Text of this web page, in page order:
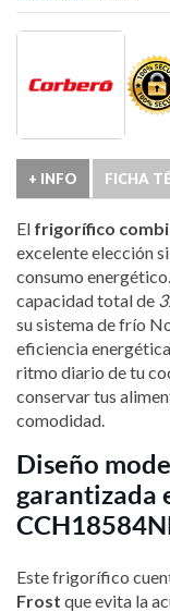
+ INFO FICHA
El frigorífico combi
excelente elección
consumo
capacidad total de
su sistema de frío
eficiencia
ritmo diario de tu
conservar tus
comodidad.
Diseño
garantizada
Este frigorífico
Frost que evita la